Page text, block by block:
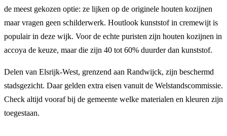
de meest gekozen optie: ze lijken op de originele houten kozijnen
maar vragen geen schilderwerk. Houtlook kunststof in cremewijt is
populair in deze wijk. Voor de echte puristen zijn houten kozijnen in
accoya de keuze, maar die zijn 40 tot 60% duurder dan kunststof.
Delen van Elsrijk-West, grenzend aan Randwijck, zijn beschermd
stadsgezicht. Daar gelden extra eisen vanuit de Welstandscommissie.
Check altijd vooraf bij de gemeente welke materialen en kleuren zijn
toegestaan.